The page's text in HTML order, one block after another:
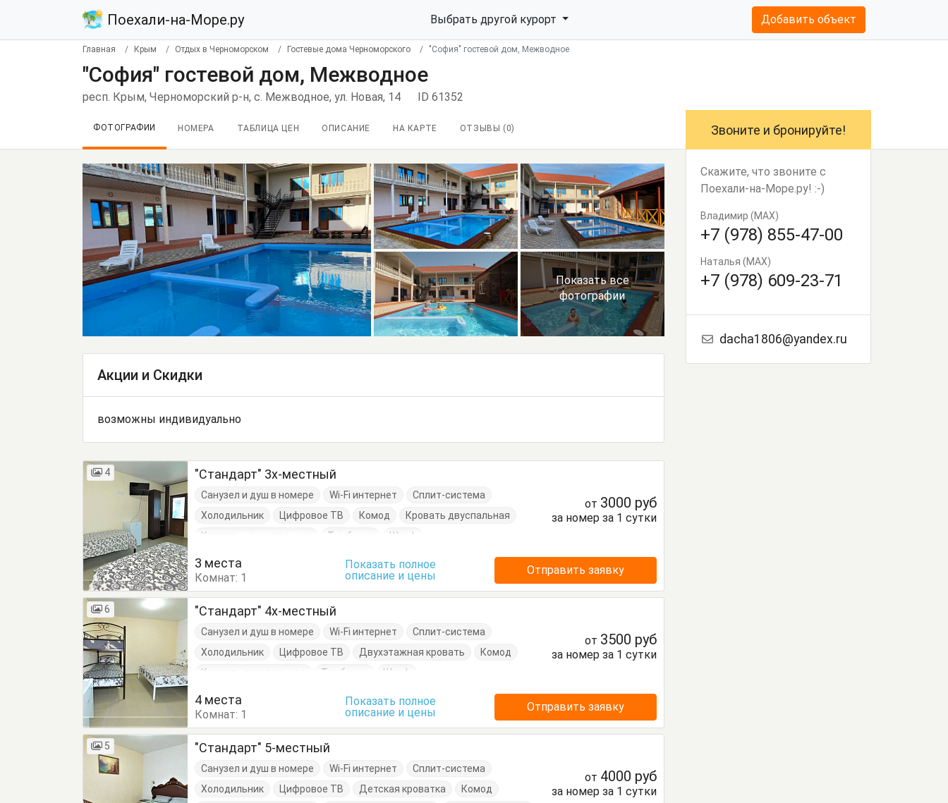
Поехали-на-Море.ру Выбрать другой курорт Добавить объект
Главная Крым Отдых в Черноморском Гостевые дома Черноморского "София" гостевой дом, Межводное
"София" гостевой дом, Межводное
респ. Крым, Черноморский р-н, с. Межводное, ул. Новая, 14 ID 61352
ФОТОГРАФИИ НОМЕРА ТАБЛИЦА ЦЕН ОПИСАНИЕ НА КАРТЕ ОТЗЫВЫ ( 0)
Показать все
фотографии
Акции и Скидки
возможны индивидуально
4 "Стандарт" 3х-местный
Санузел и душ в номере Wi-Fi интернет
Сплит-система
Холодильник
Цифровое ТВ Комод
Кровать двуспальная
Кровать односпальная
Тумбочки Шкаф
от 3000 руб
за номер за 1 сутки
3 места
Комнат: 1
Показать полное
описание и цены
Отправить заявку
6 "Стандарт" 4х-местный
Санузел и душ в номере Wi-Fi интернет
Сплит-система
Холодильник
Цифровое ТВ Двухэтажная кровать
Комод
Кровать двуспальная
Тумбочки Шкаф
от 3500 руб
за номер за 1 сутки
4 места
Комнат: 1
Показать полное
описание и цены
Отправить заявку
5 "Стандарт" 5-местный
Санузел и душ в номере Wi-Fi интернет
Сплит-система
Холодильник
Цифровое ТВ Детская кроватка
Комод
от 4000 руб
за номер за 1 сутки
Звоните и бронируйте!
Скажите, что звоните с
Поехали-на-Море.ру! :-)
Владимир (МАХ)
+7 (978) 855-47-00
Наталья (МАХ)
+7 (978) 609-23-71
dacha1806@yandex.ru